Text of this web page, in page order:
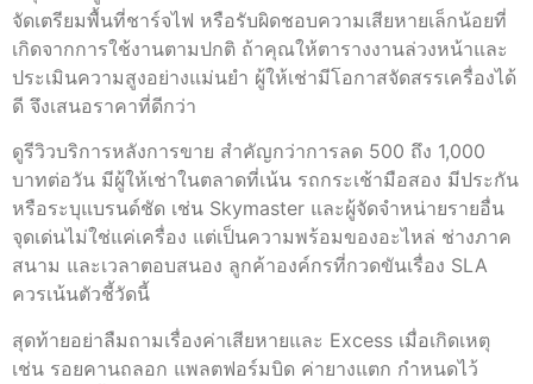
จัดเตรียมพื้นที่ชาร์จไฟ หรือรับผิดชอบความเสียหายเล็กน้อยที่
เกิดจากการใช้งานตามปกติ ถ้าคุณให้ตารางงานล่วงหน้าและ
ประเมินความสูงอย่างแม่นยำ ผู้ให้เช่ามีโอกาสจัดสรรเครื่องได้
ดี จึงเสนอราคาที่ดีกว่า
ดูรีวิวบริการหลังการขาย สำคัญกว่าการลด 500 ถึง 1,000
บาทต่อวัน มีผู้ให้เช่าในตลาดที่เน้น รถกระเช้ามือสอง มีประกัน
หรือระบุแบรนด์ชัด เช่น Skymaster และผู้จัดจำหน่ายรายอื่น
จุดเด่นไม่ใช่แค่เครื่อง แต่เป็นความพร้อมของอะไหล่ ช่างภาค
สนาม และเวลาตอบสนอง ลูกค้าองค์กรที่กวดขันเรื่อง SLA
ควรเน้นตัวชี้วัดนี้
สุดท้ายอย่าลืมถามเรื่องค่าเสียหายและ Excess เมื่อเกิดเหตุ
เช่น รอยคานถลอก แพลตฟอร์มบิด ค่ายางแตก กำหนดไว้